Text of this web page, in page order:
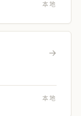
本地
→
本地